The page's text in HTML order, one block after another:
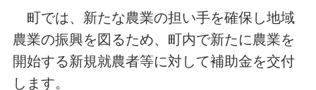
町では、新たな農業の担い手を確保し地域
農業の振興を図るため、町内で新たに農業を
開始する新規就農者等に対して補助金を交付
します。